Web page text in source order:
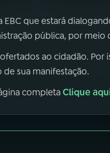
que estará
pública, por meio
ao cidadão. Por
sua manifestação.
completaClique